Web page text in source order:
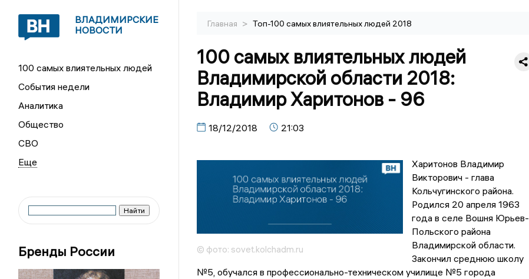
ВЛАДИМИРСКИЕ
НОВОСТИ
100 самых влиятельных людей
События недели
Аналитика
Общество
СВО
Бренды России
Главная > Топ-100 самых влиятельных людей 2018
100 самых влиятельных людей
Владимирской области 2018:
Владимир Харитонов - 96
18/12/2018 21:03
© фото: sovet.kolchadm.ru
Харитонов Владимир
Викторович - глава
Кольчугинского района.
Родился 20 апреля 1963
года в селе Вошня Юрьев-
Польского района
Владимирской области.
3акончил среднюю школу
№5, обучался в профессионально-техническом училище №5 города